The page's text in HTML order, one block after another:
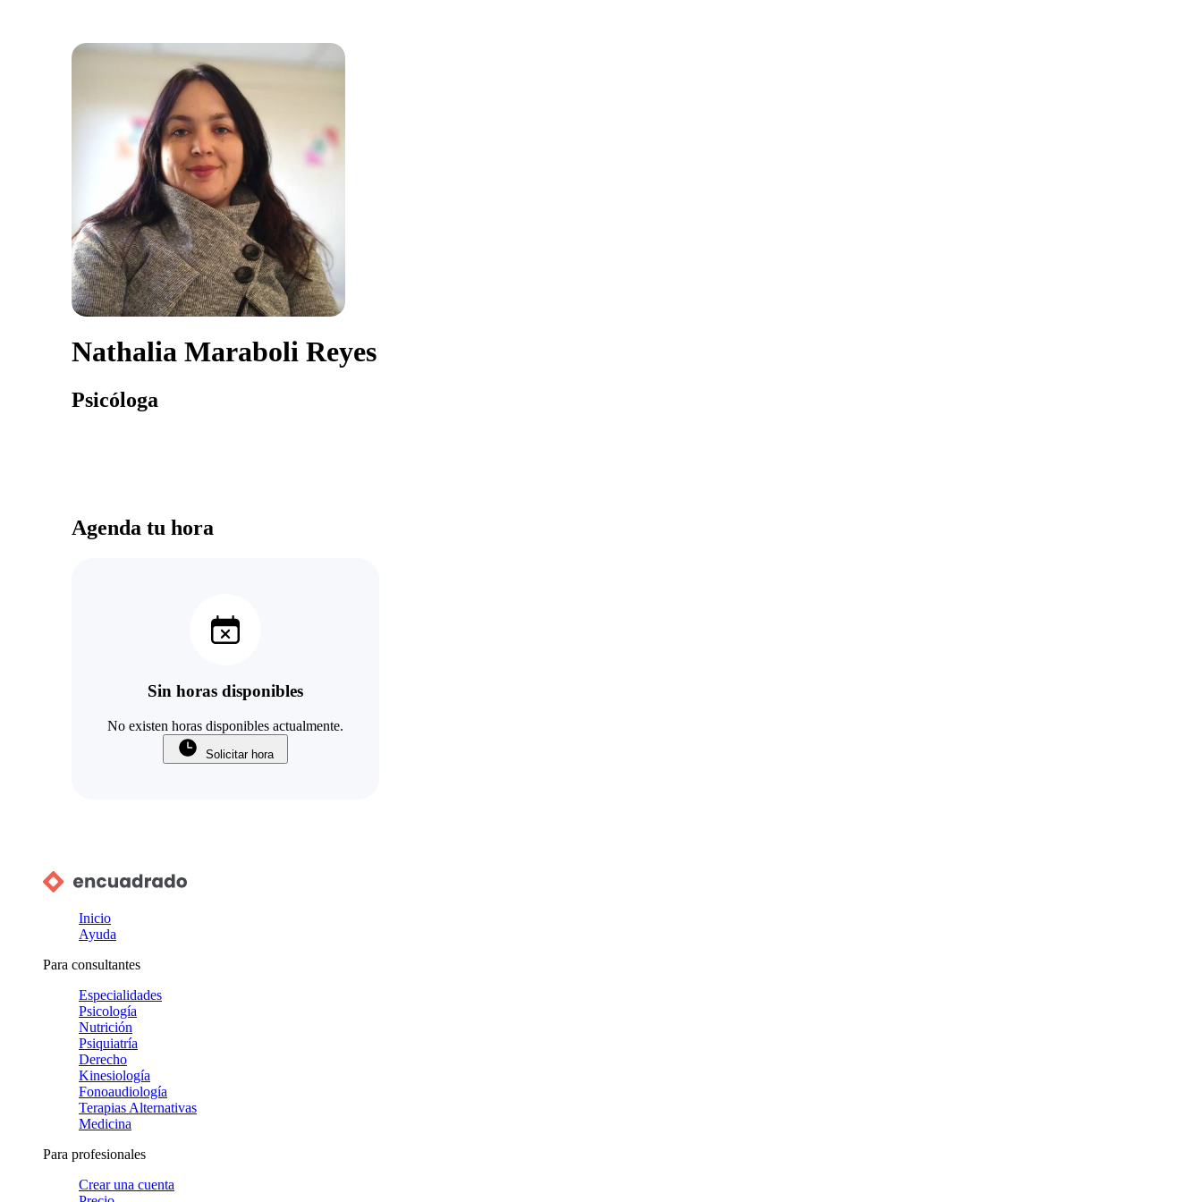
Nathalia Maraboli Reyes
Psicóloga
Agenda tu hora
Sin horas disponibles
No existen horas disponibles actualmente.
Solicitar hora
Inicio
Ayuda
Para consultantes
Especialidades
Psicología
Nutrición
Psiquiatría
Derecho
Kinesiología
Fonoaudiología
Terapias Alternativas
Medicina
Para profesionales
Crear una cuenta